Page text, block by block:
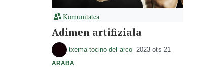
Komunitatea
Adimen artifiziala
txema-tocino-del-arco 2023 ots 21
ARABA